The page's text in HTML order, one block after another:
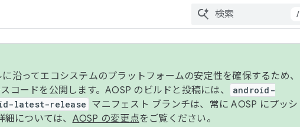
/
沿ってエコシステムのプラットフォームの安定性を確保するため、
コードを公開します。AOSP のビルドと投稿には、
android-
latest-release マニフェスト ブランチは、常に AOSP にプッシ
については、 AOSP の変更点をご覧ください。